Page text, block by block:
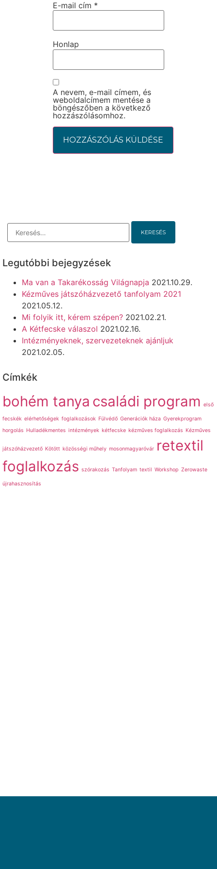
E-mail cím *
Honlap
A nevem, e-mail címem, és
weboldalcímem mentése a
böngészőben a következő
hozzászólásomhoz.
Legutóbbi bejegyzések
Ma van a Takarékosság Világnapja 2021.10.29.
Kézműves játszóházvezető tanfolyam 2021
2021.05.12.
Mi folyik itt, kérem szépen? 2021.02.21.
A Kétfecske válaszol 2021.02.16.
Intézményeknek, szervezeteknek ajánljuk
2021.02.05.
Címkék
bohém tanya családi program első
fecskék elérhetőségek foglalkozások Fülvédő Generációk háza Gyerekprogram
horgolás Hulladékmentes intézmények kétfecske kézműves foglalkozás Kézműves
játszóházvezető Kötött közösségi műhely mosonmagyaróvár retextil
foglalkozás szórakozás Tanfolyam textil Workshop Zerowaste
újrahasznosítás